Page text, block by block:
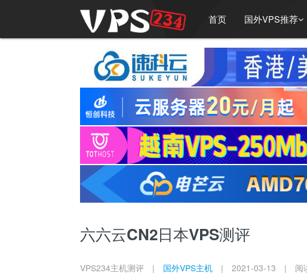
首页 国外VPS推荐
六六云CN2日本VPS测评
VPS234主机测评 | 国外VPS主机 | 2021-03-13 | 阅